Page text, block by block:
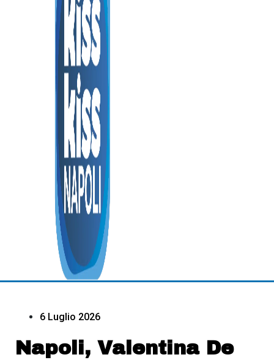
6 Luglio 2026
Napoli, Valentina De